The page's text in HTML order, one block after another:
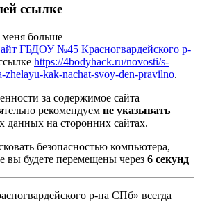
ссылке
больше
ГБДОУ №45 Красногвардейского р-
https://4bodyhack.ru/novosti/s-
zhelayu-kak-nachat-svoy-den-pravilno.
за содержимое сайта
рекомендуем не указывать
данных на сторонних сайтах.
безопасностью компьютера,
вы будете перемещены через 5 секунд
р-на СПб» всегда